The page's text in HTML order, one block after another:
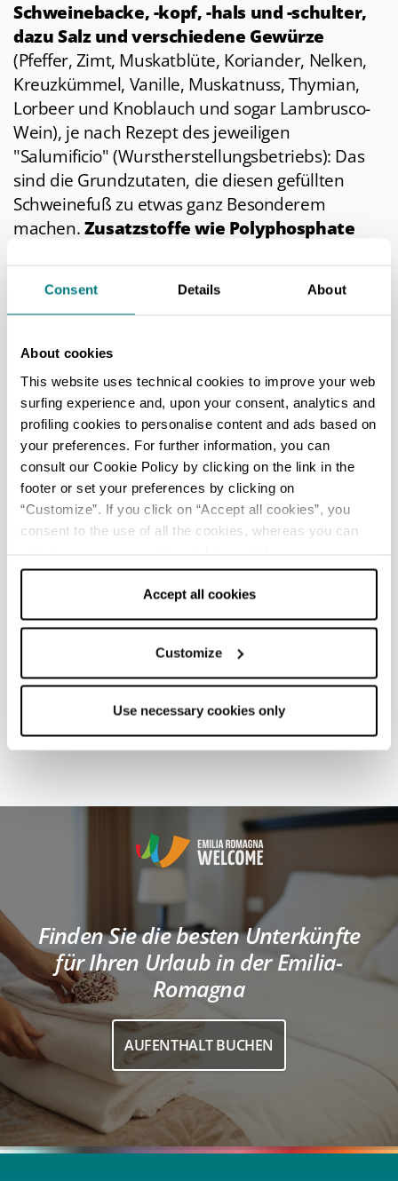
Consent Details About
About cookies
This website uses technical cookies to improve your web
surfing experience and, upon your consent, analytics and
profiling cookies to personalise content and ads based on
your preferences. For further information, you can
consult our Cookie Policy by clicking on the link in the
footer or set your preferences by clicking on
“Customize”. If you click on “Accept all cookies”, you
consent to the use of all the cookies, whereas you can
cookies only” and only the technical cookies for the
correct functioning of the website will be used.
Accept all cookies
Customize
Use necessary cookies only
Schweinebacke, -kopf, -hals und -schulter,
dazu Salz und verschiedene Gewürze
(Pfeffer, Zimt, Muskatblüte, Koriander, Nelken,
Kreuzkümmel, Vanille, Muskatnuss, Thymian,
Lorbeer und Knoblauch und sogar Lambrusco-
Wein), je nach Rezept des jeweiligen
"Salumificio" (Wurstherstellungsbetriebs): Das
sind die Grundzutaten, die diesen gefüllten
Schweinefuß zu etwas ganz Besonderem
machen.Zusatzstoffe wie Polyphosphate
In der Küche
Traditionell ist der Zampone ein
berühmten Glück und Wohlstand
bringenden Linsen gegessenwird. Je nach
Geschmack kann erauch mit Kartoffelpüree
und gedünsteten weißen Bohnen oder Erbsen
serviert werden oder in raffinierteren
Zubereitungen wie gefüllter Ente oder
Gänsebraten. Was die Getränke betrifft, so
Nicht verpassen sollte man das jedes Jahr
in den Straßen von Modena.
Finden Sie die besten Unterkünfte
für Ihren Urlaub in der Emilia-
Romagna
AUFENTHALT BUCHEN